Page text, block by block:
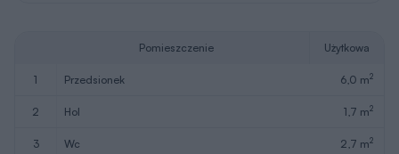
Pomieszczenie Użytkowa
1 przedsionek 6,0 m2
2 hol 1,7 m2
3 wc 2,7 m2